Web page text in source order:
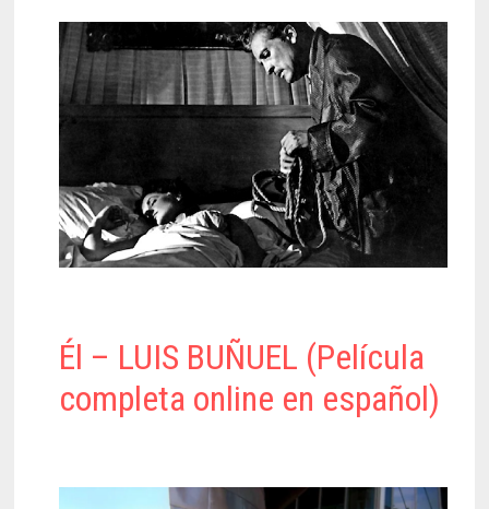
Él – LUIS BUÑUEL (Película
completa online en español)